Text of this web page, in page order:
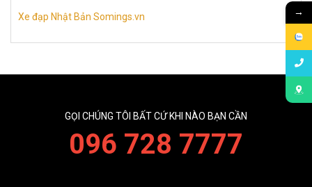
Xe đạp Nhật Bản Somings.vn
GỌI CHÚNG TÔI BẤT CỨ KHI NÀO BẠN CẦN
096 728 7777
→